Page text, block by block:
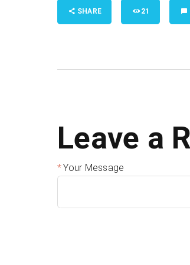
SHARE 21
Leave a
Your Message